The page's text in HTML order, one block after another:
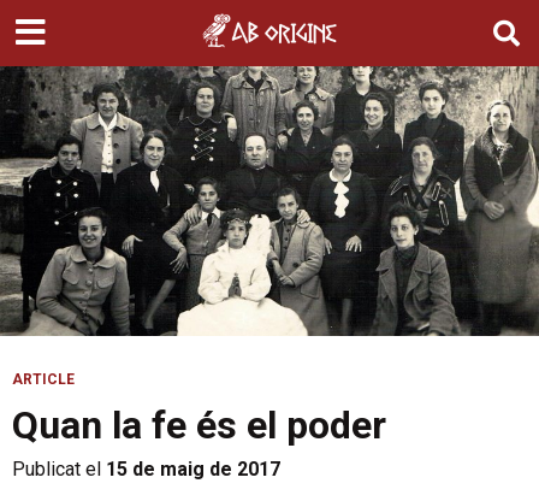
ARTICLE
Quan la fe és el poder
Publicat el 15 de maig de 2017